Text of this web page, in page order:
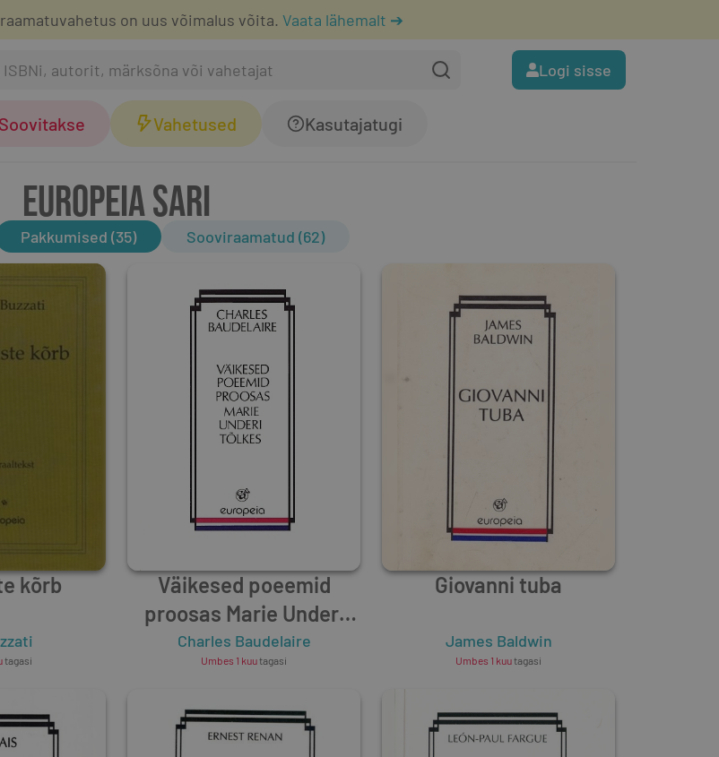
on uus võimalus võita. Vaata lähemalt ➔
Logi sisse
Soovitakse Vahetused Kasutajatugi
EUROPEIA SARI
Pakkumised (35) Sooviraamatud (62)
kõrb
tagasi
Väikesed poeemid
proosas Marie Underi
tõlkes
Charles Baudelaire
Umbes 1 kuutagasi
Giovanni tuba
James Baldwin
Umbes 1 kuutagasi